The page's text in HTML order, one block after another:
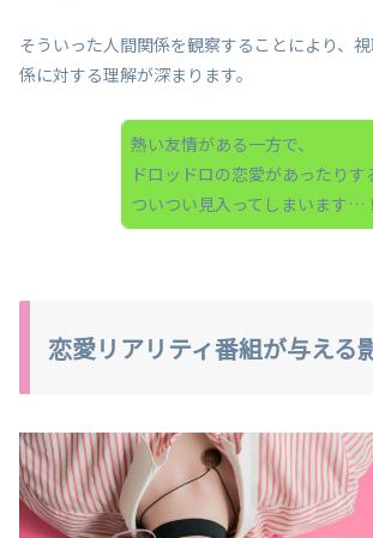
そういった人間関係を観察することにより、
係に対する理解が深まります。
熱い友情がある一方で、
ドロッドロの恋愛があったりす
ついつい見入ってしまいます…！
恋愛リアリティ番組が与える